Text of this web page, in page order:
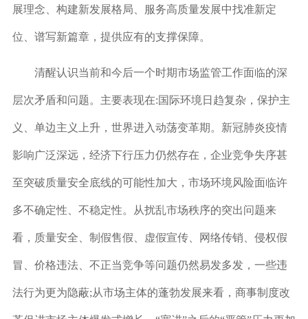
展理念、构建新发展格局、服务高质量发展中找准新定
位、谱写新篇章，提供应有的支撑保障。
清醒认识当前和今后一个时期市场监管工作面临的深
层次矛盾和问题。主要表现在:国际环境日趋复杂，保护主
义、单边主义上升，世界进入动荡变革期。新冠肺炎疫情
影响广泛深远，经济下行压力仍然存在，企业竞争失序甚
至突破质量安全底线的可能性加大，市场环境风险面临许
多不确定性、不稳定性。从扰乱市场秩序的突出问题来
看，质量安全、制假售假、虚假宣传、网络传销、侵权假
冒、价格违法、不正当竞争等问题仍然易发多发，一些违
法行为更为隐蔽;从市场主体的蓬勃发展来看，商事制度改